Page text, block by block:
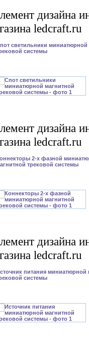
светильники миниатюрной
системы
2-x фазной
трековой системы
питания миниатюрной
системы